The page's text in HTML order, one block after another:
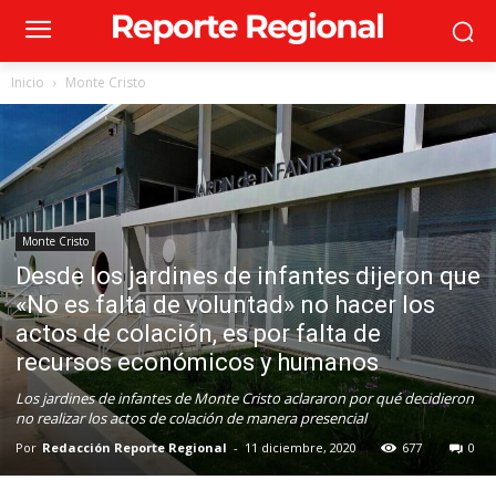
Inicio Monte Cristo
Monte Cristo
Desde los jardines de infantes dijeron que
«No es falta de voluntad» no hacer los
actos de colación, es por falta de
recursos económicos y humanos
Los jardines de infantes de Monte Cristo aclararon por qué decidieron
no realizar los actos de colación de manera presencial
Por Redacción Reporte Regional - 11 diciembre, 2020 677 0